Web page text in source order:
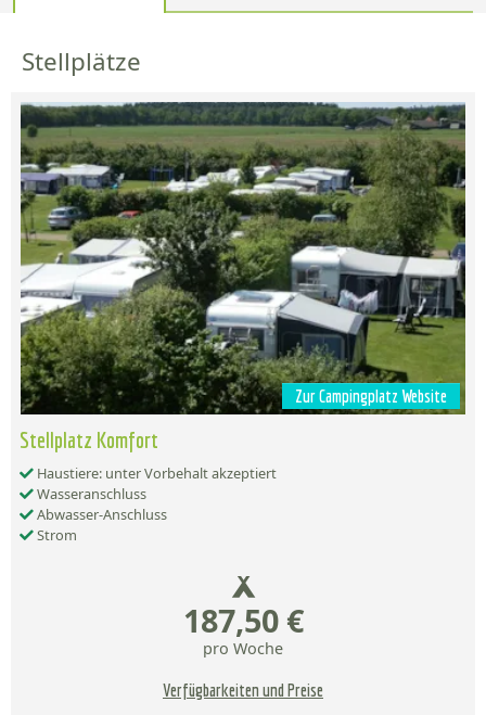
Stellplätze
Zur Campingplatz Website
Stellplatz Komfort
Haustiere: unter Vorbehalt akzeptiert
Wasseranschluss
Abwasser-Anschluss
Strom
187,50 €
pro Woche
Verfügbarkeiten und Preise